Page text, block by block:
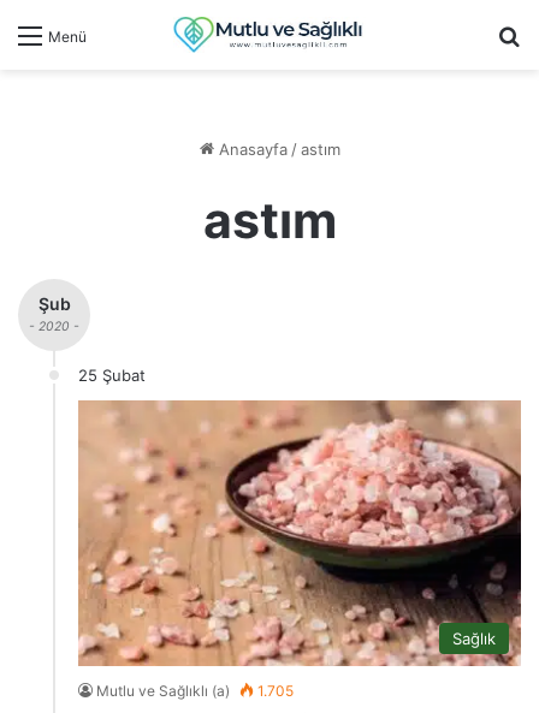
Menü
Anasayfa / astım
astım
Şub
- 2020 -
25 Şubat
Sağlık
Mutlu ve Sağlıklı (a) 1.705